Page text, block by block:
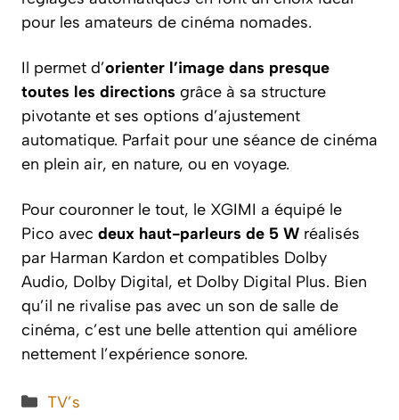
pour les amateurs de cinéma nomades.
Il permet d’orienter l’image dans presque
toutes les directions grâce à sa structure
pivotante et ses options d’ajustement
automatique. Parfait pour une séance de cinéma
en plein air, en nature, ou en voyage.
Pour couronner le tout, le XGIMI a équipé le
Pico avec deux haut-parleurs de 5 W réalisés
par Harman Kardon et compatibles Dolby
Audio, Dolby Digital, et Dolby Digital Plus. Bien
qu’il ne rivalise pas avec un son de salle de
cinéma, c’est une belle attention qui améliore
nettement l’expérience sonore.
Categorieën
TV’s